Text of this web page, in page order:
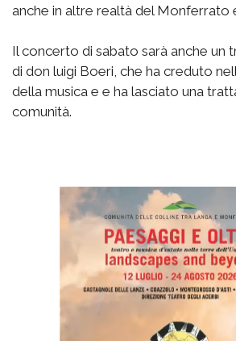
anche in altre realtà del Monferrato
Il concerto di sabato sarà anche un
di don luigi Boeri, che ha creduto
della musica e e ha lasciato una
comunità.